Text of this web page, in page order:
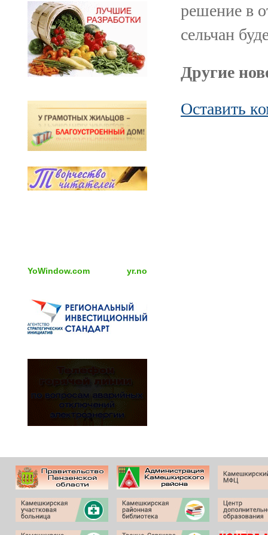
YoWindow.com yr.no
решение в
сельчан
Другие
Оставить